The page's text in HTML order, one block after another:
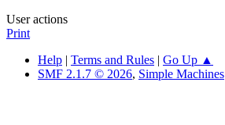
User actions
Print
Help | Terms and Rules | Go Up ▲
SMF 2.1.7 © 2026, Simple Machines